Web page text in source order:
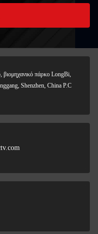
βιομηχανικό πάρκο LongBi,
Shenzhen, China P.C